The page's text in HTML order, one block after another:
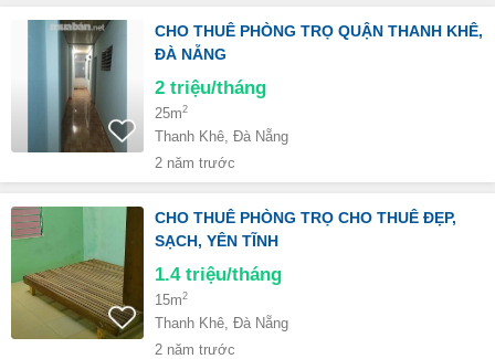
CHO THUÊ PHÒNG TRỌ QUẬN THANH KHÊ,
ĐÀ NẴNG
2 triệu/tháng
25m2
Thanh Khê, Đà Nẵng
2 năm trước
CHO THUÊ PHÒNG TRỌ CHO THUÊ ĐẸP,
SẠCH, YÊN TĨNH
1.4 triệu/tháng
15m2
Thanh Khê, Đà Nẵng
2 năm trước